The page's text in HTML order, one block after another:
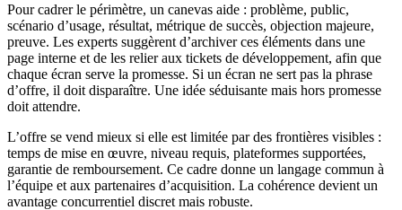
Pour cadrer le périmètre, un canevas aide : problème, public,
scénario d’usage, résultat, métrique de succès, objection majeure,
preuve. Les experts suggèrent d’archiver ces éléments dans une
page interne et de les relier aux tickets de développement, afin que
chaque écran serve la promesse. Si un écran ne sert pas la phrase
d’offre, il doit disparaître. Une idée séduisante mais hors promesse
doit attendre.
L’offre se vend mieux si elle est limitée par des frontières visibles :
temps de mise en œuvre, niveau requis, plateformes supportées,
garantie de remboursement. Ce cadre donne un langage commun à
l’équipe et aux partenaires d’acquisition. La cohérence devient un
avantage concurrentiel discret mais robuste.